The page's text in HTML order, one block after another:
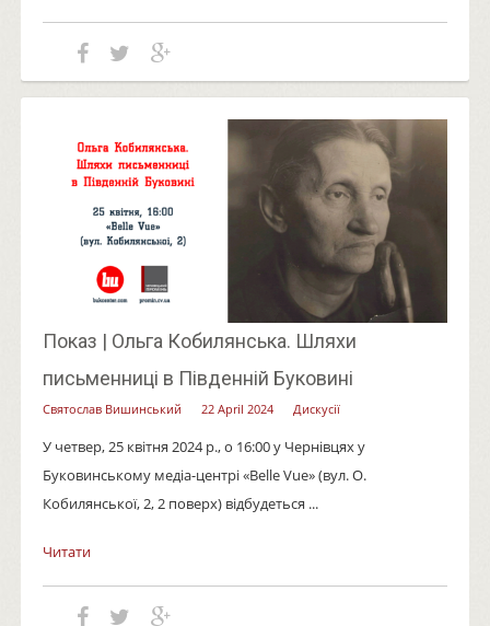
Показ | Ольга Кобилянська. Шляхи
письменниці в Південній Буковині
Святослав Вишинський 22 April 2024 Дискусії
У четвер, 25 квітня 2024 р., о 16:00 у Чернівцях у
Буковинському медіа-центрі «Belle Vue» (вул. О.
Кобилянської, 2, 2 поверх) відбудеться ...
Читати